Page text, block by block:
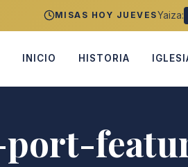
MISAS HOY JUEVESYaiza:
INICIO HISTORIA
port-